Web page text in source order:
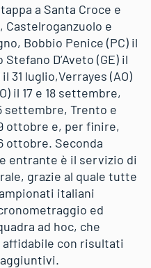
a Santa Croce e
Castelroganzuolo e
Bobbio Penice (PC) il
D’Aveto (GE) il
31 luglio,Verrayes (AO)
il 17 e 18 settembre,
settembre, Trento e
ottobre e, per finire,
ottobre. Seconda
entrante è il servizio di
grazie al quale tutte
italiani
ed
ad hoc, che
affidabile con risultati